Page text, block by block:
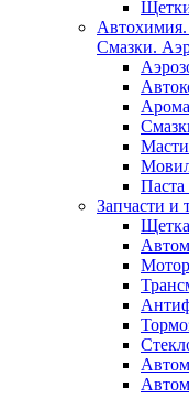
Автохимия.
Смазки.
Запчасти и
Щетка